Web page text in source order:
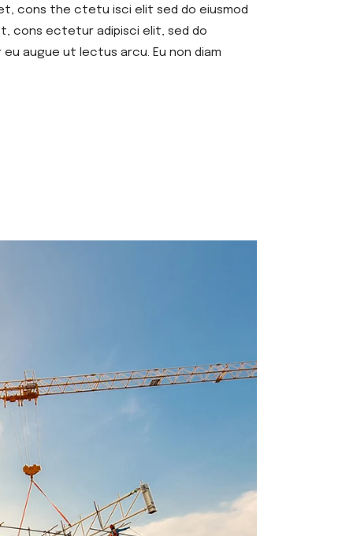
cons the ctetu isci elit sed do eiusmod
cons ectetur adipisci elit, sed do
augue ut lectus arcu. Eu non diam